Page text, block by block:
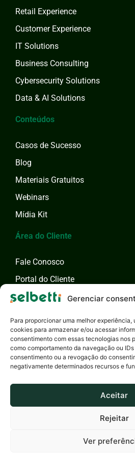
Gerenciar
Para proporcionar uma melhor
cookies para armazenar e/ou acessar
consentimento com essas tecnologias nos
como comportamento da navegação ou
consentimento ou a revogação do
negativamente determinados recursos e
Aceitar
Rejeitar
Ver
Retail Experience
Customer Experience
IT Solutions
Business Consulting
Cybersecurity Solutions
Data & AI Solutions
Conteúdos
Casos de Sucesso
Blog
Materiais Gratuitos
Webinars
Mídia Kit
Área do Cliente
Fale Conosco
Portal do Cliente
Fale com um Especialista
Selbetti Tecnologia S.A. - 2026 - Todos